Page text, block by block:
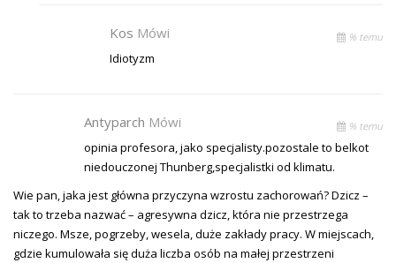
Kos Mówi % temu
Idiotyzm
Antyparch Mówi % temu
opinia profesora, jako specjalisty.pozostale to belkot
niedouczonej Thunberg,specjalistki od klimatu.
Wie pan, jaka jest główna przyczyna wzrostu zachorowań? Dzicz –
tak to trzeba nazwać – agresywna dzicz, która nie przestrzega
niczego. Msze, pogrzeby, wesela, duże zakłady pracy. W miejscach,
gdzie kumulowała się duża liczba osób na małej przestrzeni